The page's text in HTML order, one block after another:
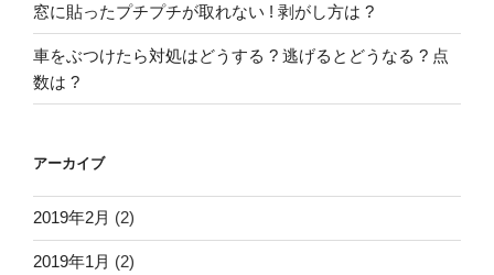
窓に貼ったプチプチが取れない ! 剥がし方は ?
車をぶつけたら対処はどうする ? 逃げるとどうなる ? 点
数は ?
アーカイブ
2019年2月 (2)
2019年1月 (2)